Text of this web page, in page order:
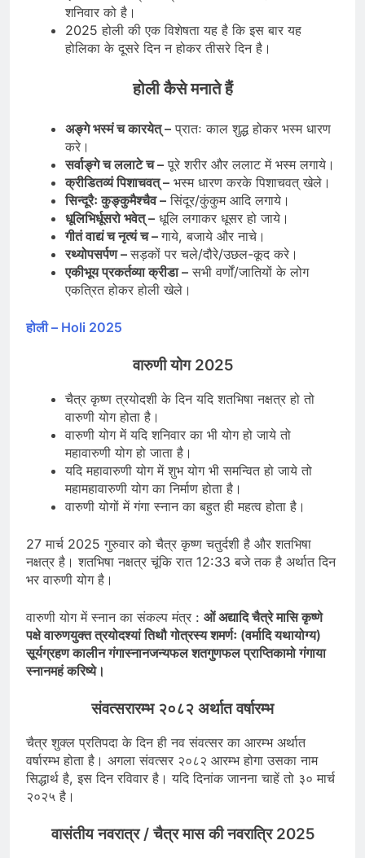
शनिवार को है।
2025 होली की एक विशेषता यह है कि इस बार यह
होलिका के दूसरे दिन न होकर तीसरे दिन है।
होली कैसे मनाते हैं
अङ्गे भस्मं च कारयेत् – प्रातः काल शुद्ध होकर भस्म धारण
करे।
सर्वाङ्गे च ललाटे च – पूरे शरीर और ललाट में भस्म लगाये।
क्रीडितव्यं पिशाचवत् – भस्म धारण करके पिशाचवत् खेले।
सिन्दूरैः कुङ्कुमैश्चैव – सिंदूर/कुंकुम आदि लगाये।
धूलिभिर्धूसरो भवेत् – धूलि लगाकर धूसर हो जाये।
गीतं वाद्यं च नृत्यं च –गाये, बजाये और नाचे।
रथ्योपसर्पण –सड़कों पर चले/दौरे/उछल-कूद करे।
एकीभूय प्रकर्तव्या क्रीडा – सभी वर्णों/जातियों के लोग
एकत्रित होकर होली खेले।
होली – Holi 2025
वारुणी योग 2025
चैत्र कृष्ण त्रयोदशी के दिन यदि शतभिषा नक्षत्र हो तो
वारुणी योग होता है।
वारुणी योग में यदि शनिवार का भी योग हो जाये तो
महावारुणी योग हो जाता है।
यदि महावारुणी योग में शुभ योग भी समन्वित हो जाये तो
महामहावारुणी योग का निर्माण होता है।
वारुणी योगों में गंगा स्नान का बहुत ही महत्व होता है।
27 मार्च 2025 गुरुवार को चैत्र कृष्ण चतुर्दशी है और शतभिषा
नक्षत्र है। शतभिषा नक्षत्र चूंकि रात 12:33 बजे तक है अर्थात दिन
भर वारुणी योग है।
वारुणी योग में स्नान का संकल्प मंत्र : ओं अद्यादि चैत्रे मासि कृष्णे
पक्षे वारुणयुक्त त्रयोदश्यां तिथौ गोत्रस्य शमर्णः (वर्मादि यथायोग्य)
सूर्यग्रहण कालीन गंगास्नानजन्यफल शतगुणफल प्राप्तिकामो गंगाया
स्नानमहं करिष्ये।
संवत्सरारम्भ २०८२ अर्थात वर्षारम्भ
चैत्र शुक्ल प्रतिपदा के दिन ही नव संवत्सर का आरम्भ अर्थात
वर्षारम्भ होता है। अगला संवत्सर २०८२ आरम्भ होगा उसका नाम
सिद्धार्थ है, इस दिन रविवार है। यदि दिनांक जानना चाहें तो ३० मार्च
२०२५ है।
वासंतीय नवरात्र / चैत्र मास की नवरात्रि 2025